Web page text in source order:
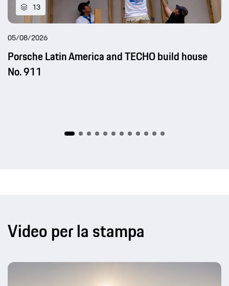
13
05/08/2026
Porsche Latin America and TECHO build house
No. 911
Video per la stampa